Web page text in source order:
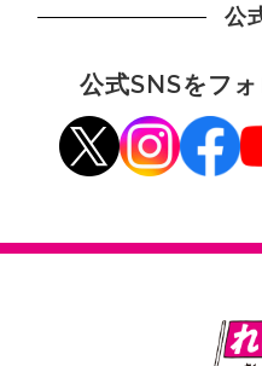
公
公式SNSをフ